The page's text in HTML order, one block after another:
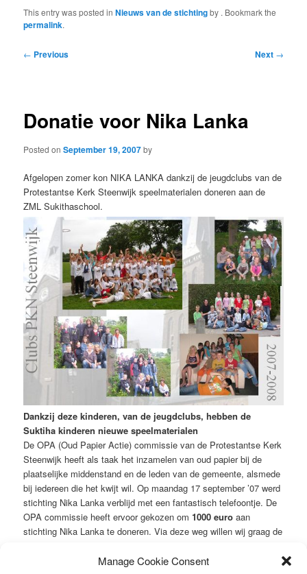
Manage Cookie Consent
This entry was posted inNieuws van de stichtingby . Bookmark the
permalink.
Post
← Previous Next →
Donatie voor Nika Lanka
Posted onSeptember 19, 2007by
Afgelopen zomer kon NIKA LANKA dankzij de jeugdclubs van de
Protestantse Kerk Steenwijk speelmaterialen doneren aan de
ZML Sukithaschool.
Dankzij deze kinderen, van de jeugdclubs, hebben de
Suktiha kinderen nieuwe speelmaterialen
De OPA (Oud Papier Actie) commissie van de Protestantse Kerk
Steenwijk heeft als taak het inzamelen van oud papier bij de
plaatselijke middenstand en de leden van de gemeente, alsmede
bij iedereen die het kwijt wil. Op maandag 17 september ’07 werd
stichting Nika Lanka verblijd met een fantastisch telefoontje. De
OPA commissie heeft ervoor gekozen om1000 euro aan
stichting Nika Lanka te doneren. Via deze weg willen wij graag de